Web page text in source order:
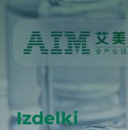
Izdelki